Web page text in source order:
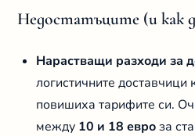
Недостатъците (и как
Нарастващи разходи за
логистичните доставчици
повишиха тарифите си.
между 10 и 18 евроза